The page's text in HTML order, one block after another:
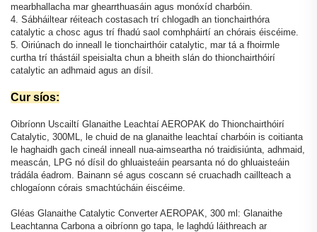
mearbhallacha mar ghearrthuasáin agus monóxíd charbóin.
4. Sábháiltear réiteach costasach trí chlogadh an tionchairthóra
catalytic a chosc agus trí fhadú saol comhpháirtí an chórais éiscéime.
5. Oiriúnach do inneall le tionchairthóir catalytic, mar tá a fhoirmle
curtha trí thástáil speisialta chun a bheith slán do thionchairthóirí
catalytic an adhmaid agus an dísil.
Cur síos:
Oibríonn Uscailtí Glanaithe Leachtaí AEROPAK do Thionchairthóirí
Catalytic, 300ML, le chuid de na glanaithe leachtaí charbóin is coitianta
le haghaidh gach cineál inneall nua-aimseartha nó traidisiúnta, adhmaid,
meascán, LPG nó dísil do ghluaisteáin pearsanta nó do ghluaisteáin
trádála éadrom. Bainann sé agus coscann sé cruachadh caillteach a
chlogaíonn córais smachtúcháin éiscéime.
Gléas Glanaithe Catalytic Converter AEROPAK, 300 ml: Glanaithe
Leachtanna Carbona a oibríonn go tapa, le laghdú láithreach ar